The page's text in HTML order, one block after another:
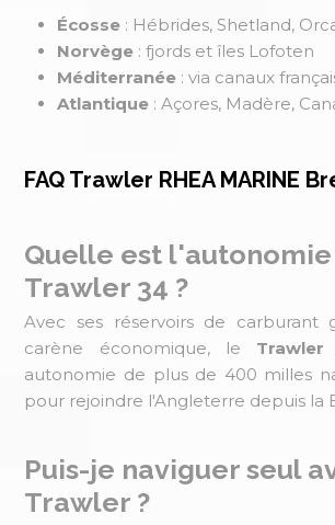
Écosse : Hébrides, Shetland,
Norvège : fjords et îles Lofoten
Méditerranée : via canaux
Atlantique : Açores, Madère,
FAQ Trawler RHEA MARINE
Quelle est
Trawler 34 ?
Avec ses réservoirs de carburant
carène économique, le Trawler
autonomie de plus de 400 milles
pour rejoindre l'Angleterre depuis la
Puis-je naviguer seul
Trawler ?